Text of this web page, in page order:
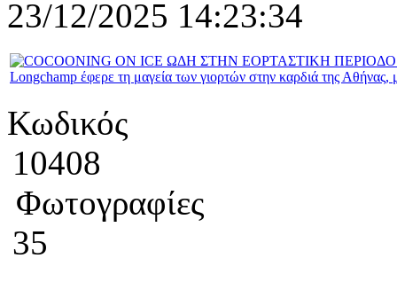
23/12/2025 14:23:34
Κωδικός
10408
Φωτογραφίες
35